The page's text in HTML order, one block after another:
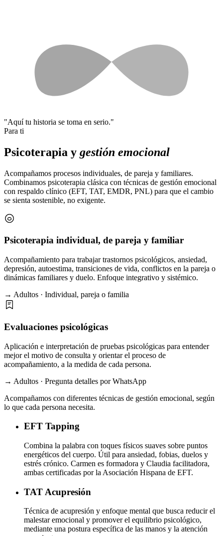
"Aquí tu historia se toma en serio."
Para ti
Psicoterapia y gestión emocional
Acompañamos procesos individuales, de pareja y familiares.
Combinamos psicoterapia clásica con técnicas de gestión emocional
con respaldo clínico (EFT, TAT, EMDR, PNL) para que el cambio
se sienta sostenible, no exigente.
Psicoterapia individual, de pareja y familiar
Acompañamiento para trabajar trastornos psicológicos, ansiedad,
depresión, autoestima, transiciones de vida, conflictos en la pareja o
dinámicas familiares y duelo. Enfoque integrativo y sistémico.
→ Adultos · Individual, pareja o familia
Evaluaciones psicológicas
Aplicación e interpretación de pruebas psicológicas para entender
mejor el motivo de consulta y orientar el proceso de
acompañamiento, a la medida de cada persona.
→ Adultos · Pregunta detalles por WhatsApp
Acompañamos con diferentes técnicas de gestión emocional, según
lo que cada persona necesita.
EFT Tapping
Combina la palabra con toques físicos suaves sobre puntos
energéticos del cuerpo. Útil para ansiedad, fobias, duelos y
estrés crónico. Carmen es formadora y Claudia facilitadora,
ambas certificadas por la Asociación Hispana de EFT.
TAT Acupresión
Técnica de acupresión y enfoque mental que busca reducir el
malestar emocional y promover el equilibrio psicológico,
mediante una postura específica de las manos y la atención